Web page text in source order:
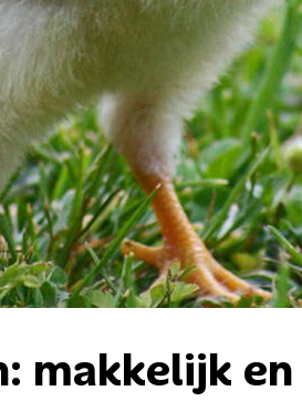
makkelijk